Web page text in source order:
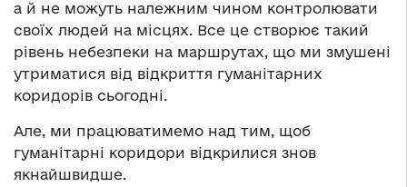
а й не можуть належним чином контролювати
своїх людей на місцях. Все це створює такий
рівень небезпеки на маршрутах, що ми змушені
утриматися від відкриття гуманітарних
коридорів сьогодні.
Але, ми працюватимемо над тим, щоб
гуманітарні коридори відкрилися знов
якнайшвидше.